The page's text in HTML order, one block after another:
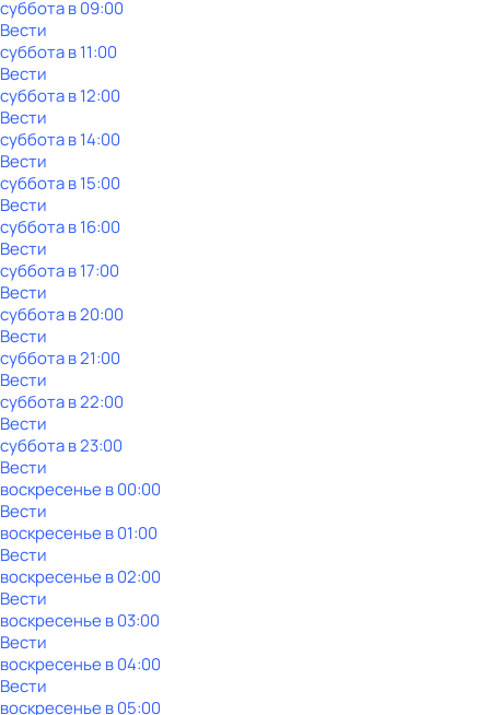
субботав09:00
Вести
субботав11:00
Вести
субботав12:00
Вести
субботав14:00
Вести
субботав15:00
Вести
субботав16:00
Вести
субботав17:00
Вести
субботав20:00
Вести
субботав21:00
Вести
субботав22:00
Вести
субботав23:00
Вести
воскресенье в00:00
Вести
воскресенье в01:00
Вести
воскресенье в02:00
Вести
воскресенье в03:00
Вести
воскресенье в04:00
Вести
воскресенье в05:00